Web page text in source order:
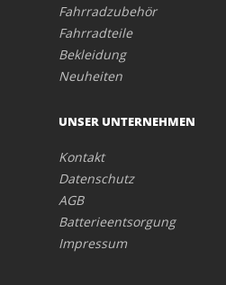
Fahrradzubehör
Fahrradteile
Bekleidung
Neuheiten
UNSER UNTERNEHMEN
Kontakt
Datenschutz
AGB
Batterieentsorgung
Impressum